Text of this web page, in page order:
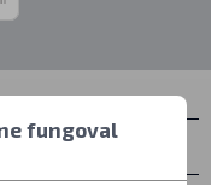
fungoval